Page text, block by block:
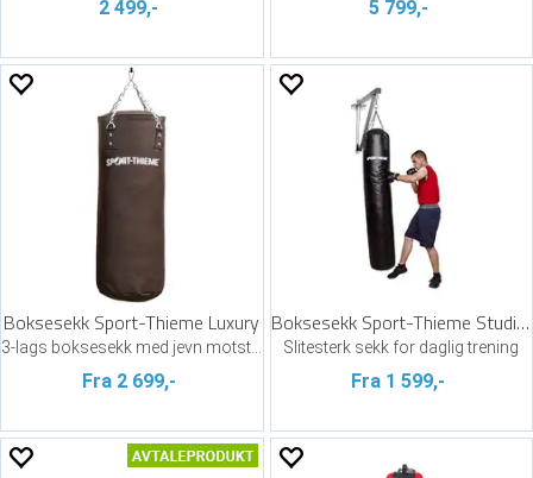
2 499,- 5 799,-
Boksesekk Sport-Thieme Luxury
3-lags boksesekk med jevn motstand
Fra 2 699,-
Boksesekk Sport-Thieme Studioline
Slitesterk sekk for daglig trening
Fra 1 599,-